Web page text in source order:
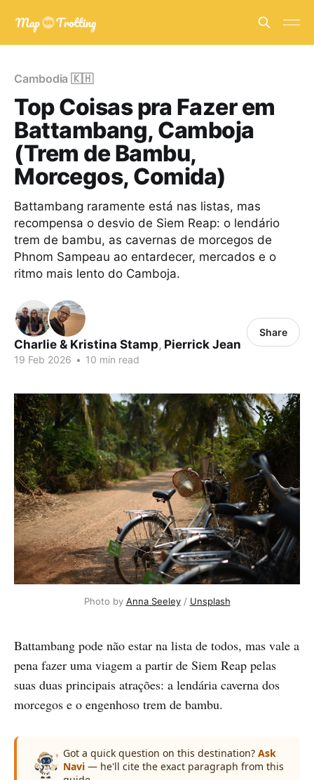
Cambodia 🇰🇭
Top Coisas pra Fazer em
Battambang, Camboja
(Trem de Bambu,
Morcegos, Comida)
Battambang raramente está nas listas, mas
recompensa o desvio de Siem Reap: o lendário
trem de bambu, as cavernas de morcegos de
Phnom Sampeau ao entardecer, mercados e o
ritmo mais lento do Camboja.
Charlie & Kristina Stamp, Pierrick Jean
19 Feb 2026 • 10 min read
Share
Photo by Anna Seeley / Unsplash
Battambang pode não estar na lista de todos, mas vale a
pena fazer uma viagem a partir de Siem Reap pelas
suas duas principais atrações: a lendária caverna dos
morcegos e o engenhoso trem de bambu.
Got a quick question on this destination? Ask
Navi — he'll cite the exact paragraph from this